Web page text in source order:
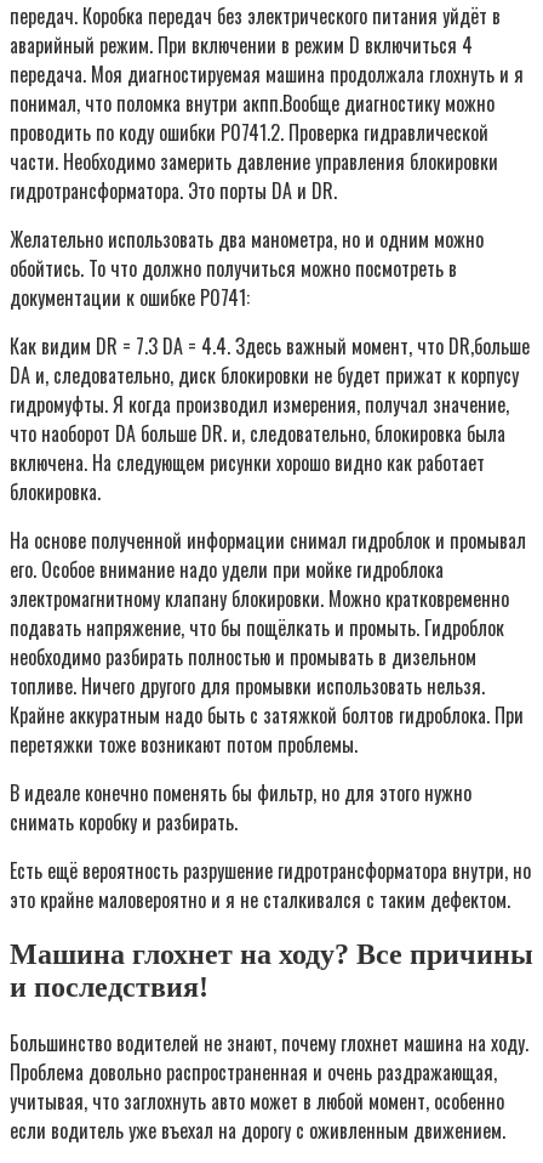
передач. Коробка передач без электрического питания уйдёт в
аварийный режим. При включении в режим D включиться 4
передача. Моя диагностируемая машина продолжала глохнуть и я
понимал, что поломка внутри акпп.Вообще диагностику можно
проводить по коду ошибки Р0741.2. Проверка гидравлической
части. Необходимо замерить давление управления блокировки
гидротрансформатора. Это порты DA и DR.
Желательно использовать два манометра, но и одним можно
обойтись. То что должно получиться можно посмотреть в
документации к ошибке Р0741:
Как видим DR = 7.3 DA = 4.4. Здесь важный момент, что DR,больше
DA и, следовательно, диск блокировки не будет прижат к корпусу
гидромуфты. Я когда производил измерения, получал значение,
что наоборот DA больше DR. и, следовательно, блокировка была
включена. На следующем рисунки хорошо видно как работает
блокировка.
На основе полученной информации снимал гидроблок и промывал
его. Особое внимание надо удели при мойке гидроблока
электромагнитному клапану блокировки. Можно кратковременно
подавать напряжение, что бы пощёлкать и промыть. Гидроблок
необходимо разбирать полностью и промывать в дизельном
топливе. Ничего другого для промывки использовать нельзя.
Крайне аккуратным надо быть с затяжкой болтов гидроблока. При
перетяжки тоже возникают потом проблемы.
В идеале конечно поменять бы фильтр, но для этого нужно
снимать коробку и разбирать.
Есть ещё вероятность разрушение гидротрансформатора внутри, но
это крайне маловероятно и я не сталкивался с таким дефектом.
Машина глохнет на ходу? Все причины
и последствия!
Большинство водителей не знают, почему глохнет машина на ходу.
Проблема довольно распространенная и очень раздражающая,
учитывая, что заглохнуть авто может в любой момент, особенно
если водитель уже въехал на дорогу с оживленным движением.